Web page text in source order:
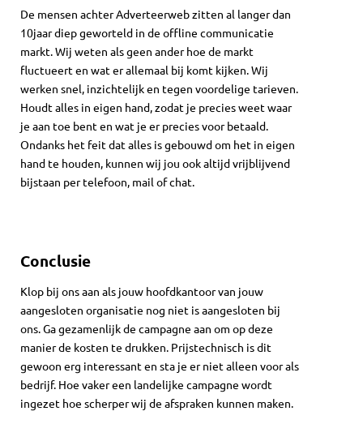
De mensen achter Adverteerweb zitten al langer dan
10jaar diep geworteld in de offline communicatie
markt. Wij weten als geen ander hoe de markt
fluctueert en wat er allemaal bij komt kijken. Wij
werken snel, inzichtelijk en tegen voordelige tarieven.
Houdt alles in eigen hand, zodat je precies weet waar
je aan toe bent en wat je er precies voor betaald.
Ondanks het feit dat alles is gebouwd om het in eigen
hand te houden, kunnen wij jou ook altijd vrijblijvend
bijstaan per telefoon, mail of chat.
Conclusie
Klop bij ons aan als jouw hoofdkantoor van jouw
aangesloten organisatie nog niet is aangesloten bij
ons. Ga gezamenlijk de campagne aan om op deze
manier de kosten te drukken. Prijstechnisch is dit
gewoon erg interessant en sta je er niet alleen voor als
bedrijf. Hoe vaker een landelijke campagne wordt
ingezet hoe scherper wij de afspraken kunnen maken.